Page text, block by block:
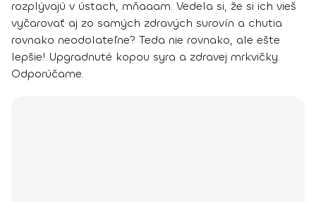
rozplývajú v ústach, mňaaam. Vedela si, že si ich vieš
vyčarovať aj zo samých zdravých surovín a chutia
rovnako neodolateľne? Teda nie rovnako, ale ešte
lepšie! Upgradnuté kopou syra a zdravej mrkvičky.
Odporúčame.